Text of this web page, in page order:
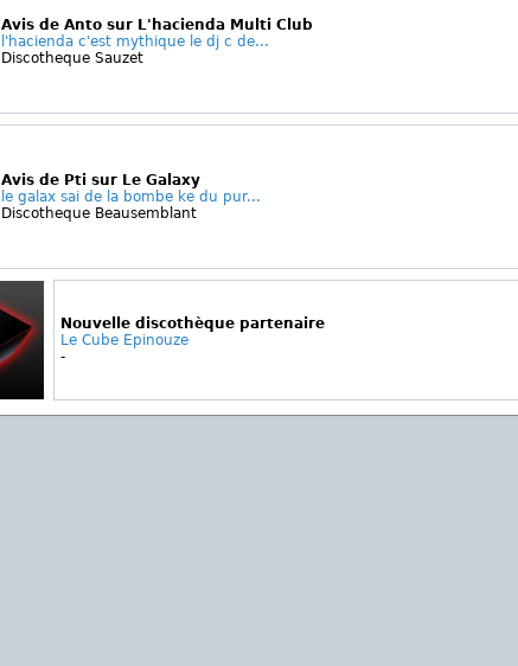
Avis de Anto sur L'hacienda Multi Club
l'hacienda c'est mythique le dj c de...
Discotheque Sauzet
Avis de Pti sur Le Galaxy
le galax sai de la bombe ke du pur...
Discotheque Beausemblant
Nouvelle discothèque partenaire
Le Cube Epinouze
-